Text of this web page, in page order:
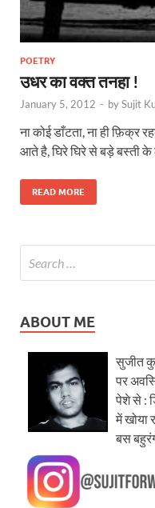
POETRY
उधर का वक्त तनहा !
January 5, 2012 - bySujit
ना कोई डाँटता, ना ही फ़िक्र
आते है, घिरे घिरे से बड़े बस्ती
READ MORE
ABOUT ME
सुजीत
पर
पेशे से :
में खोया
बस